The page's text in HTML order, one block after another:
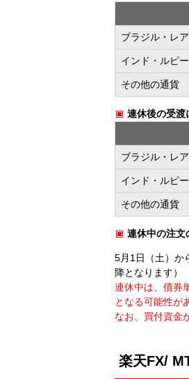
ブラジル・レ
インド・ルピー
その他の通貨
連休後の受渡
ブラジル・レ
インド・ルピー
その他の通貨
連休中の注文
5月1日（土）か
降となります）
連休中は、債券
となる可能性が
なお、買付資金
楽天FX/